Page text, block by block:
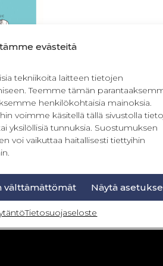
evästeitä
tekniikoita laitteen tietojen
Teemme tämän
henkilökohtaisia mainoksia.
voimme käsitellä tällä sivustolla
yksilöllisiä tunnuksia. Suostumuksen
voi vaikuttaa haitallisesti tiettyihin
välttämättömät Näytä
Tietosuojaseloste
32-56